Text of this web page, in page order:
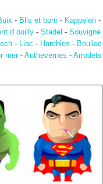
- Blis et born - Kappelen -
d ouilly - Stadel - Souvigne
- Liac - Harchies - Bouliac
mer- Authevernes - Arrodets